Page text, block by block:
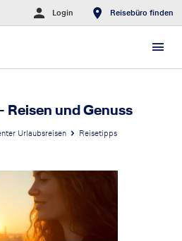
Login Reisebüro finden
und Genuss
Urlaubsreisen
Reisetipps